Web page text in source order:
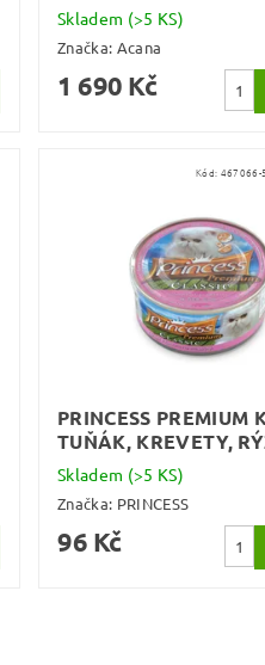
Skladem (>5 KS)
Značka: Acana
1 690 Kč
Kód: 467066-
PRINCESS PREMIUM
TUŇÁK, KREVETY,
Skladem (>5 KS)
Značka: PRINCESS
96 Kč